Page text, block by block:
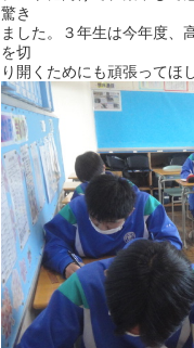
驚き
ました。３年生は今年度、
を切
り開くためにも頑張ってほ